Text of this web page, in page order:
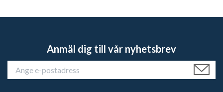
Anmäl dig till vår nyhetsbrev